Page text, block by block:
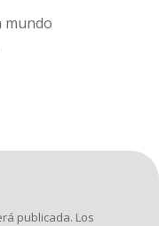
mundo
publicada. Los